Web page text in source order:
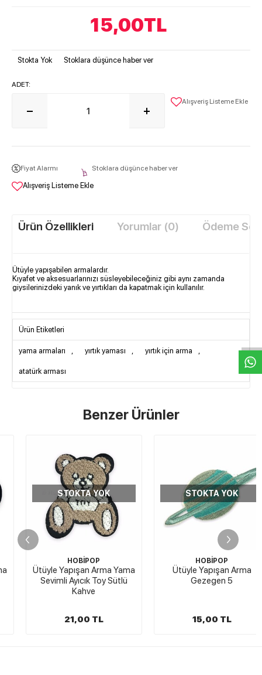
W
h
t
s
a
p
p
D
e
s
e
H
a
t
t
15,00TL
Stokta Yok Stoklara düşünce haber ver
ADET:
Alışveriş Listeme Ekle
Fiyat Alarmı Stoklara düşünce haber ver
Alışveriş Listeme Ekle
Ürün Özellikleri Yorumlar (0) Ödeme
Ütüyle yapışabilen armalardır.
Kıyafet ve aksesuarlarınızı süsleyebileceğiniz gibi aynı zamanda
giysilerinizdeki yanık ve yırtıkları da kapatmak için kullanılır.
Ürün Etiketleri
yama armaları , yırtık yaması , yırtık için arma ,
atatürk arması
Benzer Ürünler
STOKTA YOK
HOBİPOP
Ütüyle Yapışan Arma Yama
Sevimli Ayıcık Toy Sütlü
Kahve
21,00 TL
STOKTA YOK
HOBİPOP
Ütüyle Yapışan Arma
Gezegen 5
15,00 TL